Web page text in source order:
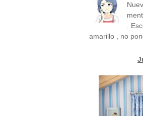
.
amarillo , no